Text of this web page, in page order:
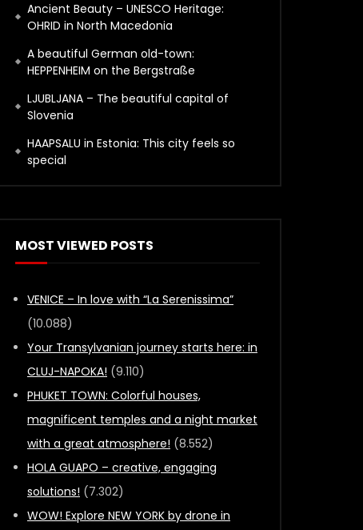
Ancient Beauty – UNESCO Heritage:
OHRID in North Macedonia
A beautiful German old-town:
HEPPENHEIM on the Bergstraße
LJUBLJANA – The beautiful capital of
Slovenia
HAAPSALU in Estonia: This city feels so
special
MOST VIEWED POSTS
VENICE – In love with “La Serenissima”
(10.088)
Your Transylvanian journey starts here: in
CLUJ-NAPOKA! (9.110)
PHUKET TOWN: Colorful houses,
magnificent temples and a night market
with a great atmosphere! (8.552)
HOLA GUAPO – creative, engaging
solutions! (7.302)
WOW! Explore NEW YORK by drone in